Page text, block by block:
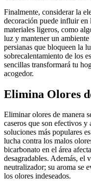
Finalmente, considerar la
decoración puede influir en
materiales ligeros, como
luz y mantener un
persianas que bloqueen la
sobrecalentamiento de los
sencillas transformará tu
acogedor.
Elimina Olores
Eliminar olores de manera
caseros que son efectivos y
soluciones más populares
lucha contra los malos
bicarbonato en el área
desagradables. Además, el
neutralizador; su aroma se
los olores indeseados.